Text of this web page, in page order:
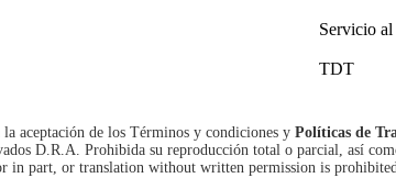
Servicio
TDT
aceptación de los Términos y condiciones y Políticas de
D.R.A. Prohibida su reproducción total o parcial, así
in part, or translation without written permission is